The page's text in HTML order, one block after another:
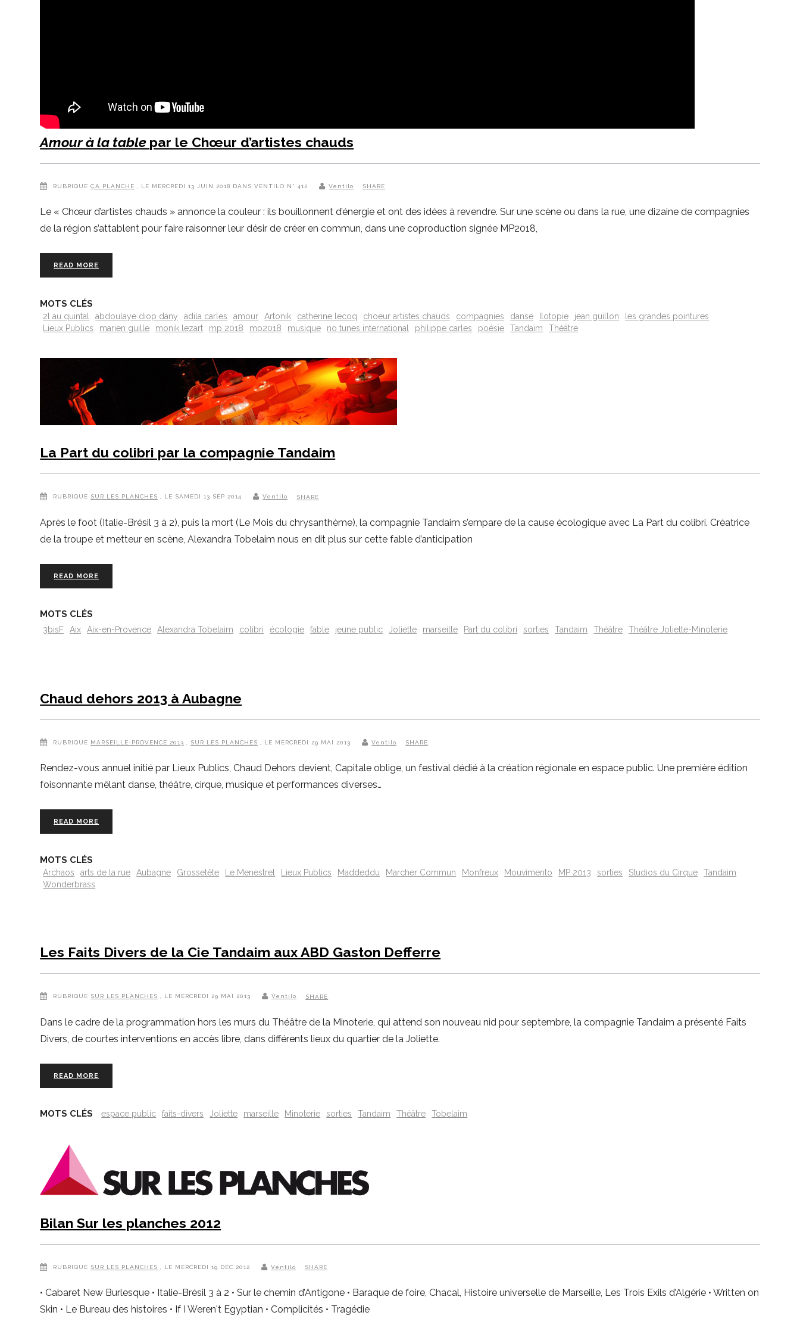
Amour à la table par le Chœur d’artistes chauds
RUBRIQUE ÇA PLANCHE , LE MERCREDI 13 JUIN 2018 DANS VENTILO N° 412 Ventilo SHARE
Le « Chœur d’artistes chauds » annonce la couleur : ils bouillonnent d’énergie et ont des idées à revendre. Sur une scène ou dans la rue, une dizaine de compagnies
de la région s’attablent pour faire raisonner leur désir de créer en commun, dans une coproduction signée MP2018,
READ MORE
MOTS CLÉS
2l au quintal abdoulaye diop dany adila carles amour Artonik catherine lecoq choeur artistes chauds compagnies danse Ilotopie jean guillon
les grandes pointures
Lieux Publics
marien guille monik lezart mp 2018 mp2018 musique no tunes international philippe carles poésie Tandaim Théâtre
La Part du colibri par la compagnie Tandaim
RUBRIQUE SUR LES PLANCHES , LE SAMEDI 13 SEP 2014 Ventilo SHARE
Après le foot (Italie-Brésil 3 à 2), puis la mort (Le Mois du chrysanthème), la compagnie Tandaim s’empare de la cause écologique avec La Part du colibri. Créatrice
de la troupe et metteur en scène, Alexandra Tobelaim nous en dit plus sur cette fable d’anticipation
READ MORE
MOTS CLÉS
3bisF Aix Aix-en-Provence Alexandra Tobelaim colibri écologie fable jeune public Joliette marseille Part du colibri sorties Tandaim Théâtre Théâtre Joliette-Minoterie
Chaud dehors 2013 à Aubagne
RUBRIQUE MARSEILLE-PROVENCE 2013 SUR LES PLANCHES , LE MERCREDI 29 MAI 2013 Ventilo SHARE
Rendez-vous annuel initié par Lieux Publics, Chaud Dehors devient, Capitale oblige, un festival dédié à la création régionale en espace public. Une première édition
foisonnante mêlant danse, théâtre, cirque, musique et performances diverses…
READ MORE
MOTS CLÉS
Archaos arts de la rue Aubagne Grossetête Le Menestrel Lieux Publics Maddeddu Marcher Commun Monfreux Mouvimento MP 2013 sorties Studios du Cirque
Tandaim
Wonderbrass
Les Faits Divers de la Cie Tandaim aux ABD Gaston Defferre
RUBRIQUE SUR LES PLANCHES , LE MERCREDI 29 MAI 2013 Ventilo SHARE
Dans le cadre de la programmation hors les murs du Théâtre de la Minoterie, qui attend son nouveau nid pour septembre, la compagnie Tandaim a présenté Faits
Divers, de courtes interventions en accès libre, dans différents lieux du quartier de la Joliette.
READ MORE
MOTS CLÉS espace public faits-divers Joliette marseille Minoterie sorties Tandaim Théâtre Tobelaim
Bilan Sur les planches 2012
RUBRIQUE SUR LES PLANCHES , LE MERCREDI 19 DÉC 2012 Ventilo SHARE
• Cabaret New Burlesque • Italie-Brésil 3 à 2 • Sur le chemin d’Antigone • Baraque de foire, Chacal, Histoire universelle de Marseille, Les Trois Exils d’Algérie • Written on
Skin • Le Bureau des histoires • If I Weren't Egyptian • Complicités • Tragédie